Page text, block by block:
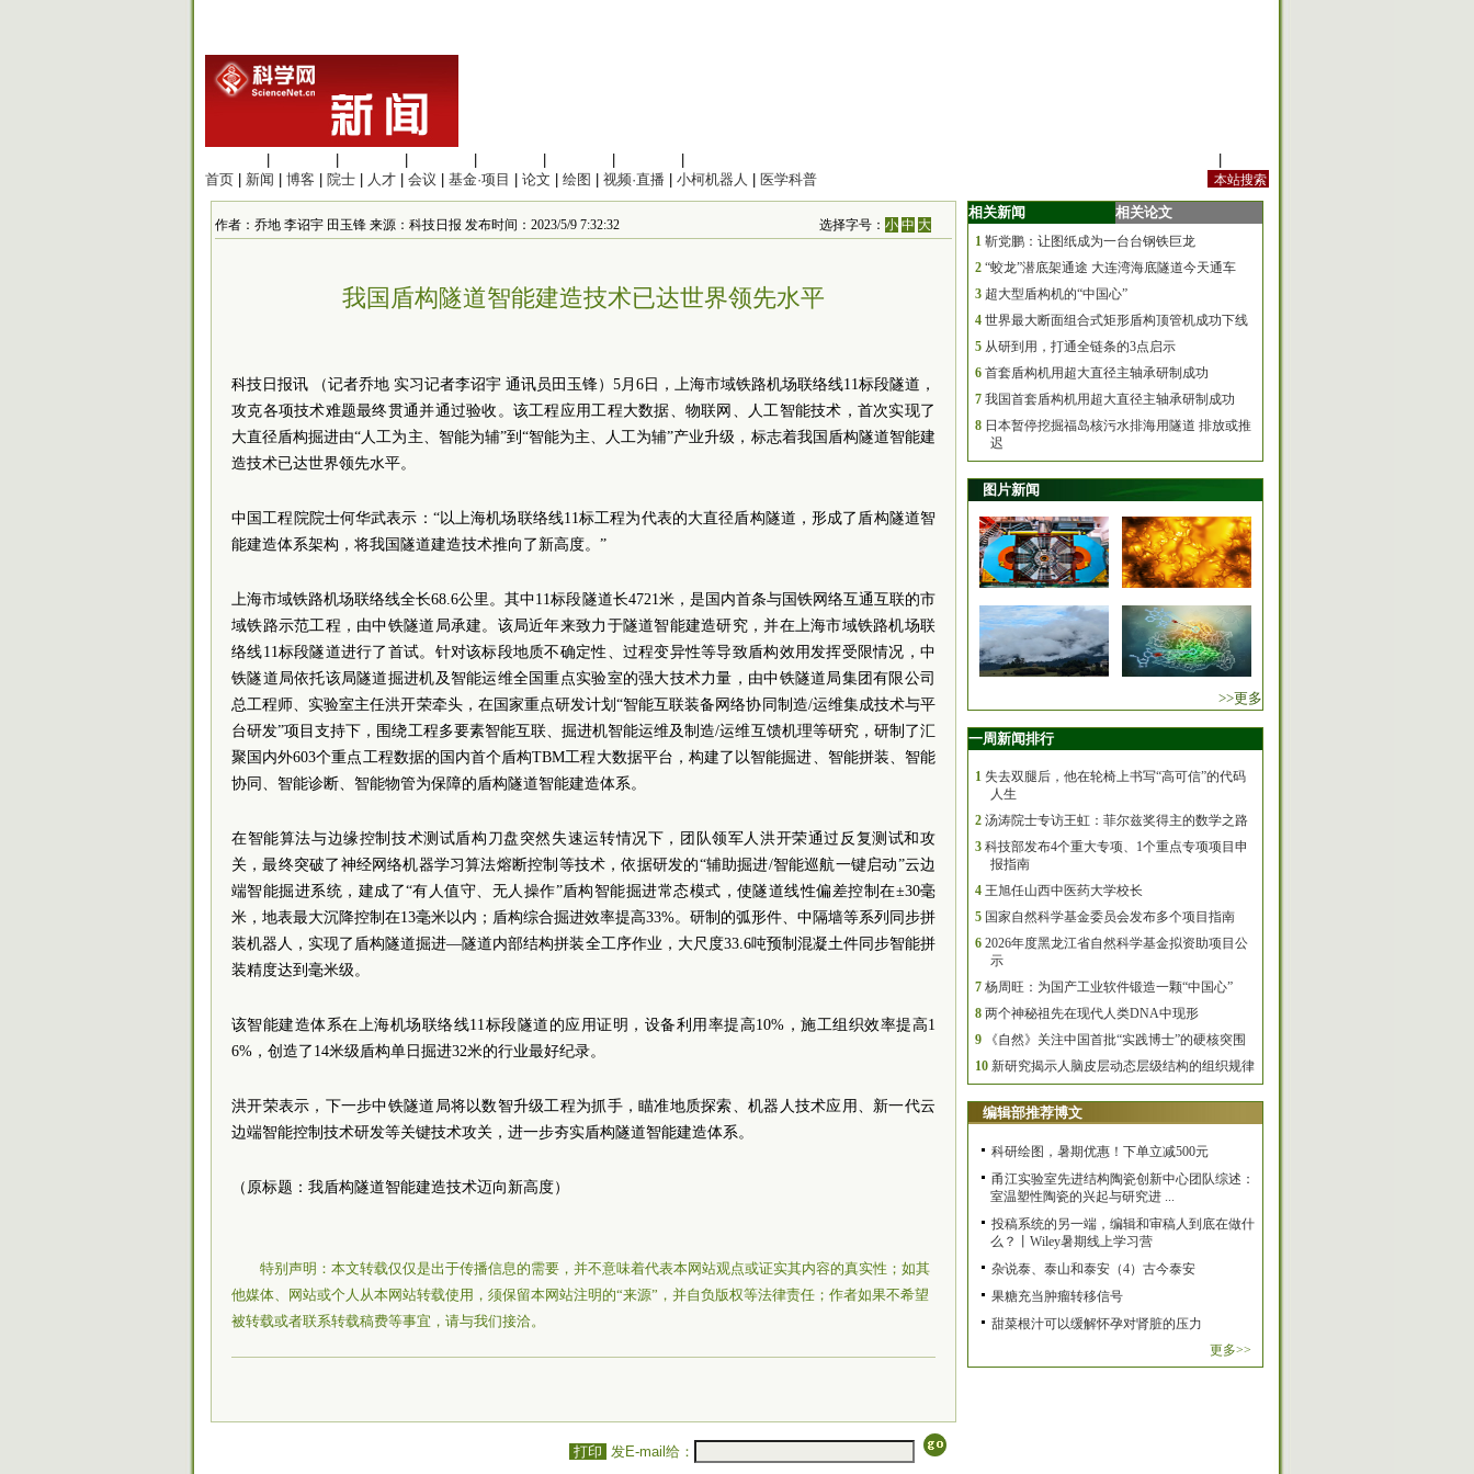
首页
新闻 博客 院士 人才 会议 基金·项目 论文 绘图 视频·直播 小柯机器人 医学科普
作者：乔地 李诏宇 田玉锋 来源：科技日报 发布时间：2023/5/9 7:32:32 选择字号：小 中 大
我国盾构隧道智能建造技术已达世界领先水平
科技日报讯 （记者乔地 实习记者李诏宇 通讯员田玉锋）5月6日，上海市域铁路机场联络线11标段隧道，
攻克各项技术难题最终贯通并通过验收。该工程应用工程大数据、物联网、人工智能技术，首次实现了
大直径盾构掘进由“人工为主、智能为辅”到“智能为主、人工为辅”产业升级，标志着我国盾构隧道智能建
造技术已达世界领先水平。
中国工程院院士何华武表示：“以上海机场联络线11标工程为代表的大直径盾构隧道，形成了盾构隧道智
能建造体系架构，将我国隧道建造技术推向了新高度。”
上海市域铁路机场联络线全长68.6公里。其中11标段隧道长4721米，是国内首条与国铁网络互通互联的市
域铁路示范工程，由中铁隧道局承建。该局近年来致力于隧道智能建造研究，并在上海市域铁路机场联
络线11标段隧道进行了首试。针对该标段地质不确定性、过程变异性等导致盾构效用发挥受限情况，中
铁隧道局依托该局隧道掘进机及智能运维全国重点实验室的强大技术力量，由中铁隧道局集团有限公司
总工程师、实验室主任洪开荣牵头，在国家重点研发计划“智能互联装备网络协同制造/运维集成技术与平
台研发”项目支持下，围绕工程多要素智能互联、掘进机智能运维及制造/运维互馈机理等研究，研制了汇
聚国内外603个重点工程数据的国内首个盾构TBM工程大数据平台，构建了以智能掘进、智能拼装、智能
协同、智能诊断、智能物管为保障的盾构隧道智能建造体系。
在智能算法与边缘控制技术测试盾构刀盘突然失速运转情况下，团队领军人洪开荣通过反复测试和攻
关，最终突破了神经网络机器学习算法熔断控制等技术，依据研发的“辅助掘进/智能巡航一键启动”云边
端智能掘进系统，建成了“有人值守、无人操作”盾构智能掘进常态模式，使隧道线性偏差控制在±30毫
米，地表最大沉降控制在13毫米以内；盾构综合掘进效率提高33%。研制的弧形件、中隔墙等系列同步拼
装机器人，实现了盾构隧道掘进—隧道内部结构拼装全工序作业，大尺度33.6吨预制混凝土件同步智能拼
装精度达到毫米级。
该智能建造体系在上海机场联络线11标段隧道的应用证明，设备利用率提高10%，施工组织效率提高1
6%，创造了14米级盾构单日掘进32米的行业最好纪录。
洪开荣表示，下一步中铁隧道局将以数智升级工程为抓手，瞄准地质探索、机器人技术应用、新一代云
边端智能控制技术研发等关键技术攻关，进一步夯实盾构隧道智能建造体系。
（原标题：我盾构隧道智能建造技术迈向新高度）
特别声明：本文转载仅仅是出于传播信息的需要，并不意味着代表本网站观点或证实其内容的真实性；如其
他媒体、网站或个人从本网站转载使用，须保留本网站注明的“来源”，并自负版权等法律责任；作者如果不希望
被转载或者联系转载稿费等事宜，请与我们接洽。
打印 发E-mail给：
相关新闻 相关论文
1 靳党鹏：让图纸成为一台台钢铁巨龙
2 “蛟龙”潜底架通途 大连湾海底隧道今天通车
3 超大型盾构机的“中国心”
4 世界最大断面组合式矩形盾构顶管机成功下线
5 从研到用，打通全链条的3点启示
6 首套盾构机用超大直径主轴承研制成功
7 我国首套盾构机用超大直径主轴承研制成功
8 日本暂停挖掘福岛核污水排海用隧道 排放或推
迟
图片新闻
>>更多
一周新闻排行
1 失去双腿后，他在轮椅上书写“高可信”的代码
人生
2 汤涛院士专访王虹：菲尔兹奖得主的数学之路
3 科技部发布4个重大专项、1个重点专项项目申
报指南
4 王旭任山西中医药大学校长
5 国家自然科学基金委员会发布多个项目指南
6 2026年度黑龙江省自然科学基金拟资助项目公
示
7 杨周旺：为国产工业软件锻造一颗“中国心”
8 两个神秘祖先在现代人类DNA中现形
9
《自然》关注中国首批“实践博士”的硬核突围
10 新研究揭示人脑皮层动态层级结构的组织规律
编辑部推荐博文
科研绘图，暑期优惠！下单立减500元
甬江实验室先进结构陶瓷创新中心团队综述：
室温塑性陶瓷的兴起与研究进 ...
投稿系统的另一端，编辑和审稿人到底在做什
么？丨Wiley暑期线上学习营
杂说泰、泰山和泰安（4）古今泰安
果糖充当肿瘤转移信号
甜菜根汁可以缓解怀孕对肾脏的压力
更多>>